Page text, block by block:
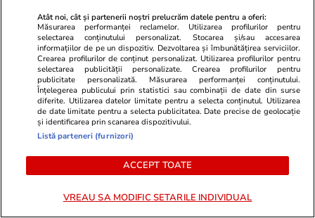
Puține zone economice de
succes, privilegiile de la vârful
birocrației și penurie în rest sau
ordinea socială din România de
Ce fel de revoluție urmează în
Atât noi, cât și partenerii noștri prelucrăm datele pentru a oferi:
Măsurarea performanței reclamelor. Utilizarea profilurilor pentru
selectarea conținutului personalizat. Stocarea și/sau accesarea
informațiilor de pe un dispozitiv. Dezvoltarea și îmbunătățirea serviciilor.
Crearea profilurilor de conținut personalizat. Utilizarea profilurilor pentru
selectarea publicității personalizate. Crearea profilurilor pentru
publicitate personalizată. Măsurarea performanței conținutului.
Înțelegerea publicului prin statistici sau combinații de date din surse
diferite. Utilizarea datelor limitate pentru a selecta conținutul. Utilizarea
de date limitate pentru a selecta publicitatea. Date precise de geolocație
și identificarea prin scanarea dispozitivului.
Listă parteneri (furnizori)
ACCEPT TOATE
VREAU SA MODIFIC SETARILE INDIVIDUAL